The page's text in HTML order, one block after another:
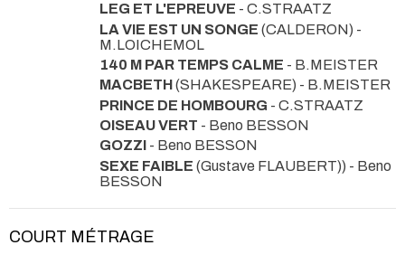
LEG ET L'EPREUVE - C.STRAATZ
LA VIE EST UN SONGE (CALDERON) -
M.LOICHEMOL
140 M PAR TEMPS CALME - B.MEISTER
MACBETH(SHAKESPEARE) - B.MEISTER
PRINCE DE HOMBOURG - C.STRAATZ
OISEAU VERT - Beno BESSON
GOZZI - Beno BESSON
SEXE FAIBLE (Gustave FLAUBERT)) - Beno
BESSON
COURT MÉTRAGE